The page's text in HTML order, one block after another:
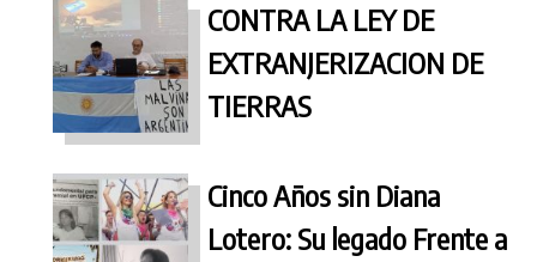
CONTRA LA LEY DE
EXTRANJERIZACION DE
TIERRAS
Cinco Años sin Diana
Lotero: Su legado Frente a